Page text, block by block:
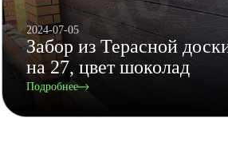
2024-07-05
Забор из Терасной
на 27, цвет шоколад
Подробнее